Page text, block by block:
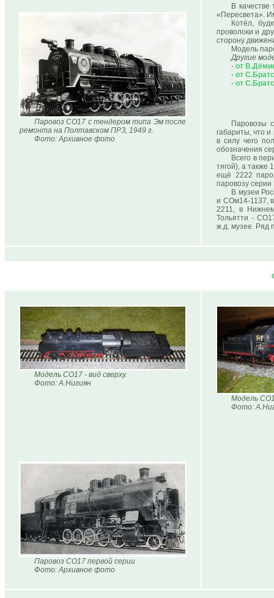
Паровоз СО17 с тендером типа Эм после
ремонта на Полтавском ПРЗ, 1949 г.
Фото: Архивное фото
В
«Пересвета».
Котёл,
проволоки и
сторону
Модель
Другие
- от
- от
- от
Паровозы
габариты, что
в силу чего
обозначения
Всего в
тягой), а также
ещё 2222
паровозу серии
В музеи
и СОм14-1137,
2211, в
Тольятти -
ж.д. музее. Ряд
Модель СО17 - вид сверху.
Фото: А.Нигиян
Модель
Фото:
Паровоз СО17 первой серии
Фото: Архивное фото